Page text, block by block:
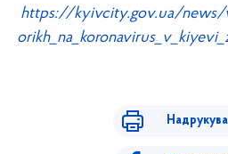
https://kyivcity.gov.ua/news/